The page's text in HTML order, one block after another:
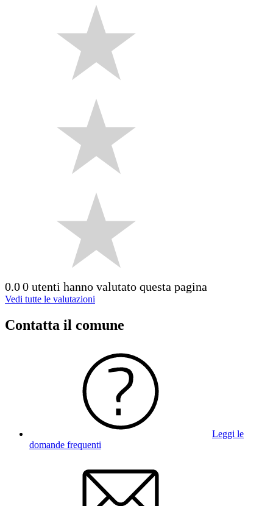
0.00 utenti hanno valutato questa pagina
Vedi tutte le valutazioni
Contatta il comune
Leggi le
domande frequenti